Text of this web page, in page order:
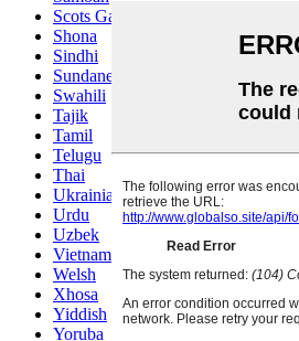
Scots Gaelic
Shona
Sindhi
Sundanese
Swahili
Tajik
Tamil
Telugu
Thai
Ukrainian
Urdu
Uzbek
Vietnamese
Welsh
Xhosa
Yiddish
Yoruba